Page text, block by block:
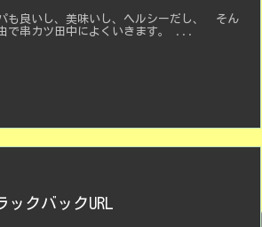
も良いし、美味いし、ヘルシーだし、 そん
で串カツ田中によくいきます。 ...
クバックURL